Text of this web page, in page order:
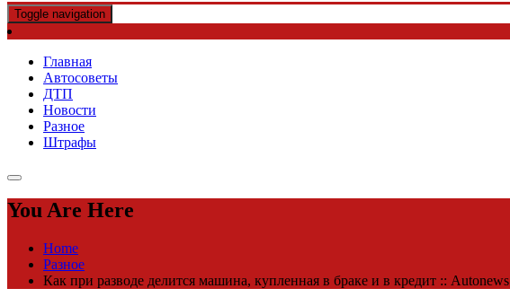
Toggle navigation
Главная
Автосоветы
ДТП
Новости
Разное
Штрафы
You Are Here
Home
Разное
Как при разводе делится машина, купленная в браке и в кредит :: Autonews